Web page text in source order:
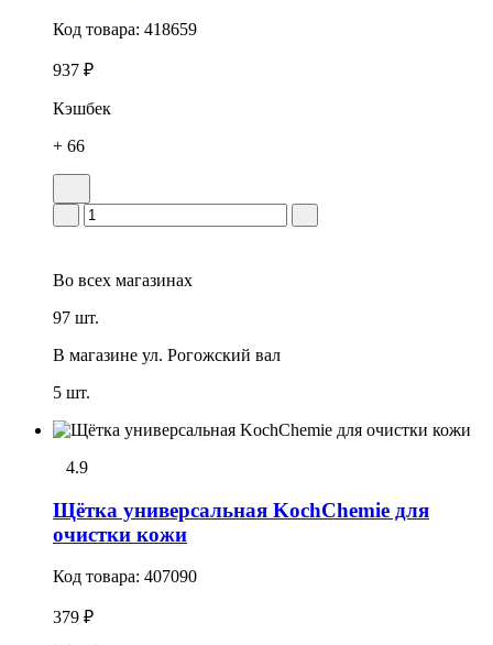
Код товара: 418659
937 ₽
Кэшбек
+ 66
Во всех магазинах
97 шт.
В магазине ул. Рогожский вал
5 шт.
4.9
Щётка универсальная KochChemie для
очистки кожи
Код товара: 407090
379 ₽